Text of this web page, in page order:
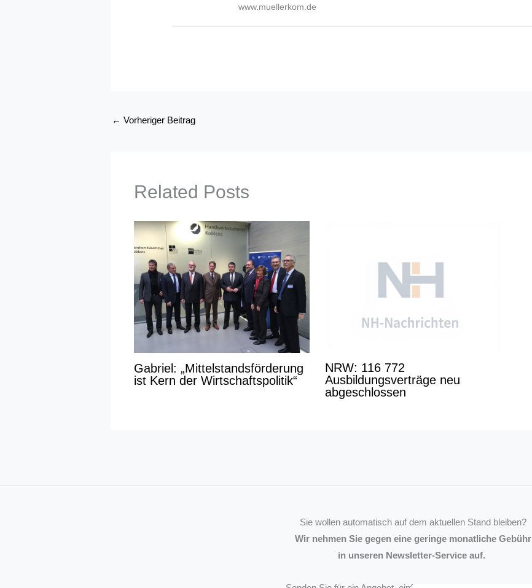
www.muellerkom.de
← Vorheriger Beitrag
Related Posts
Gabriel: „Mittelstandsförderung
ist Kern der Wirtschaftspolitik“
NRW: 116 772
Ausbildungsverträge neu
abgeschlossen
Sie wollen automatisch auf dem aktuellen Stand bleiben?
Wir nehmen Sie gegen eine geringe monatliche Gebühr
in unseren Newsletter-Service auf.